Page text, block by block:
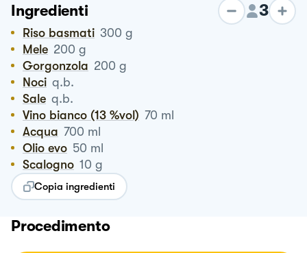
Ingredienti 3
Riso basmati 300 g
Mele 200 g
Gorgonzola 200 g
Noci q.b.
Sale q.b.
Vino bianco (13 %vol) 70 ml
Acqua 700 ml
Olio evo 50 ml
Scalogno 10 g
Copia ingredienti
Procedimento